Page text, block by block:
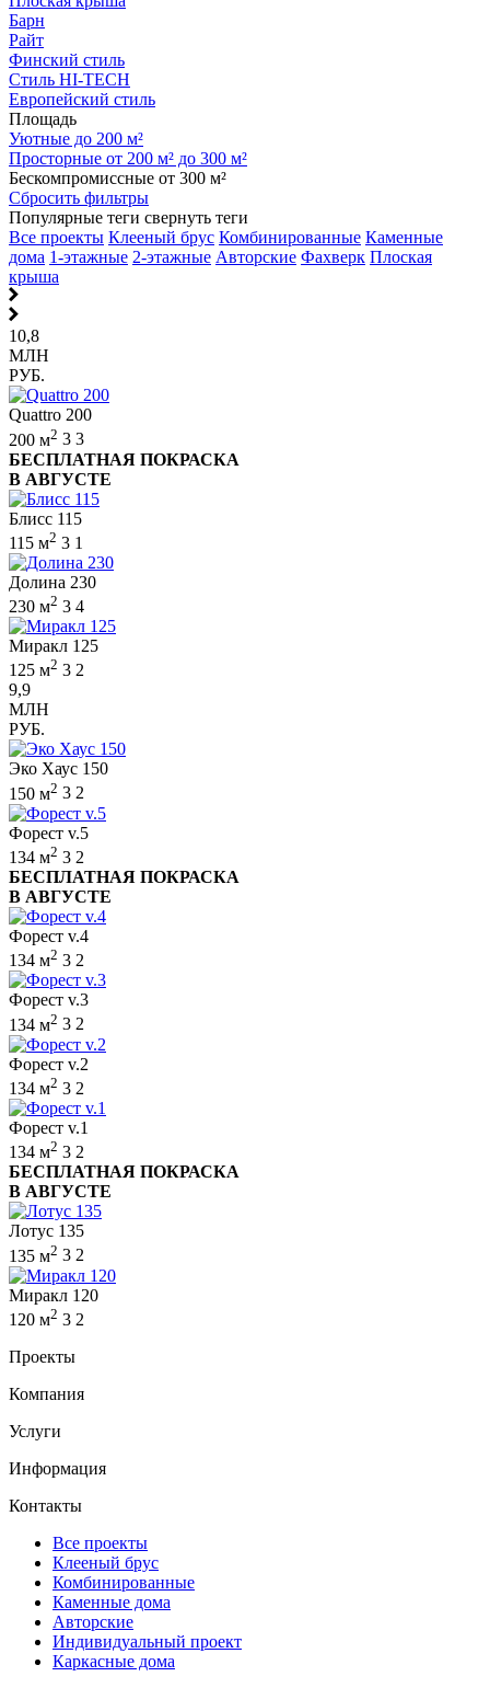
Барн
Райт
Финский стиль
Стиль HI-TECH
Европейский стиль
Площадь
Уютные до 200 м²
Просторные от 200 м² до 300 м²
Бескомпромиссные от 300 м²
Сбросить фильтры
Популярные теги свернуть теги
Все проекты Клееный брус Комбинированные Каменные
дома 1-этажные 2-этажные Авторские Фахверк Плоская
крыша
10,8
МЛН
РУБ.
Quattro 200
200 м2 3 3
БЕСПЛАТНАЯ ПОКРАСКА
В АВГУСТЕ
Блисс 115
115 м2 3 1
Долина 230
230 м2 3 4
Миракл 125
125 м2 3 2
9,9
МЛН
РУБ.
Эко Хаус 150
150 м2 3 2
Форест v.5
134 м2 3 2
БЕСПЛАТНАЯ ПОКРАСКА
В АВГУСТЕ
Форест v.4
134 м2 3 2
Форест v.3
134 м2 3 2
Форест v.2
134 м2 3 2
Форест v.1
134 м2 3 2
БЕСПЛАТНАЯ ПОКРАСКА
В АВГУСТЕ
Лотус 135
135 м2 3 2
Миракл 120
120 м2 3 2
Проекты
Компания
Услуги
Информация
Контакты
Все проекты
Клееный брус
Комбинированные
Каменные дома
Авторские
Индивидуальный проект
Каркасные дома